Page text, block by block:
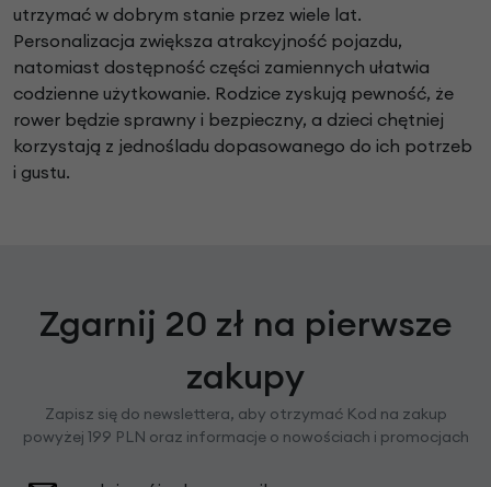
utrzymać w dobrym stanie przez wiele lat.
Personalizacja zwiększa atrakcyjność pojazdu,
natomiast dostępność części zamiennych ułatwia
codzienne użytkowanie. Rodzice zyskują pewność, że
rower będzie sprawny i bezpieczny, a dzieci chętniej
korzystają z jednośladu dopasowanego do ich potrzeb
i gustu.
Zgarnij 20 zł na pierwsze
zakupy
Zapisz się do newslettera, aby otrzymać Kod na zakup
powyżej 199 PLN oraz informacje o nowościach i promocjach